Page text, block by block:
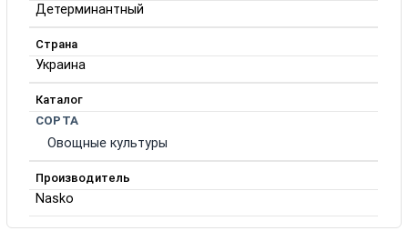
Детерминантный
Страна
Украина
Каталог
СОРТА
Овощные культуры
Производитель
Nasko